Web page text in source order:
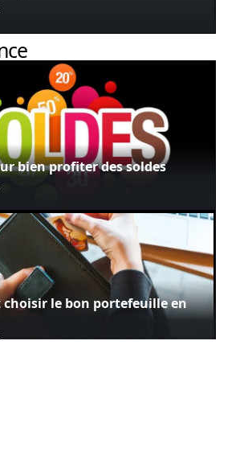
bien profiter des soldes
choisir le bon portefeuille en